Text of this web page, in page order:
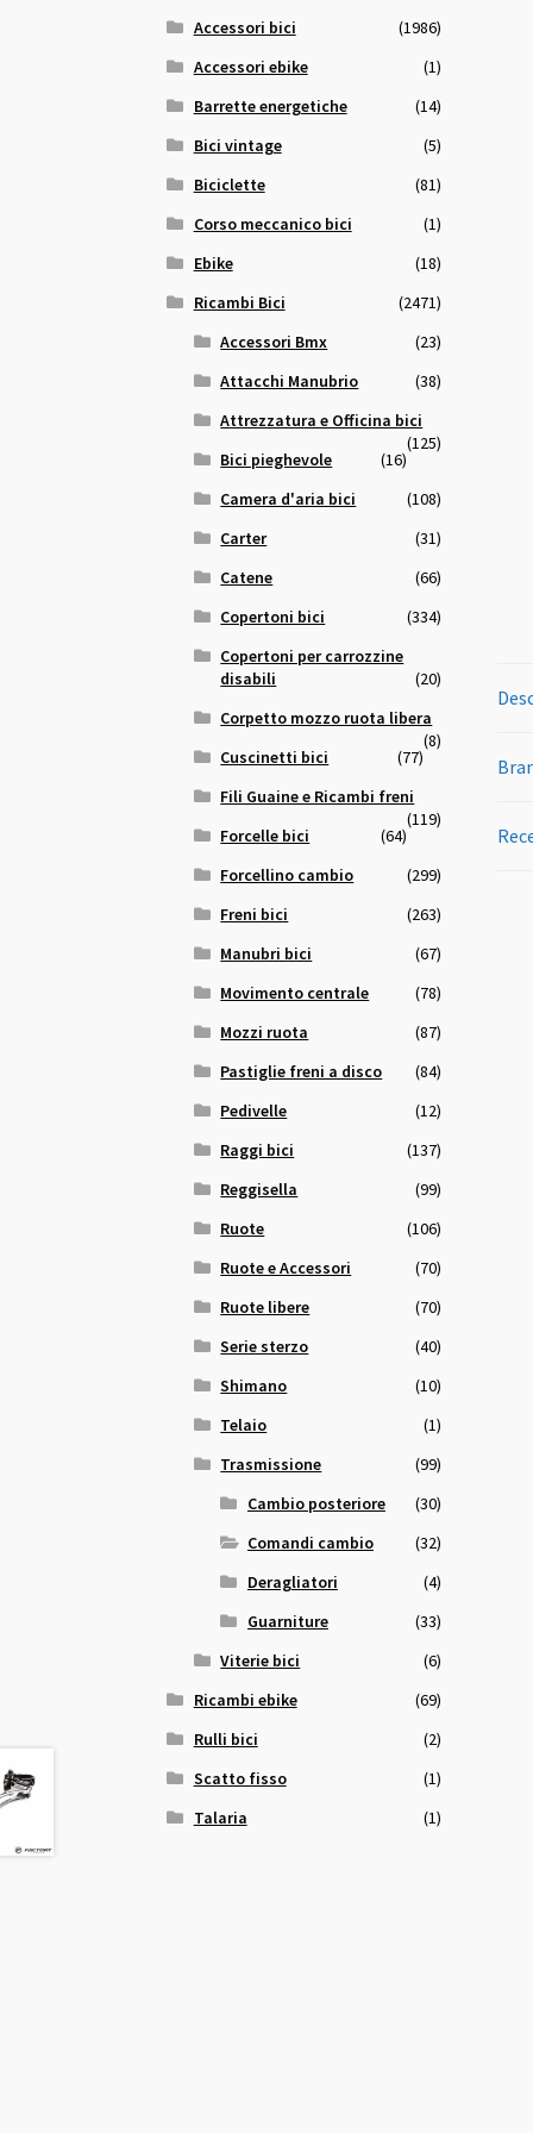
Accessori bici
(1986)
Accessori ebike
(1)
Barrette energetiche
(14)
Bici vintage
(5)
Biciclette
(81)
Corso meccanico bici
(1)
Ebike
(18)
Ricambi Bici
(2471)
Accessori Bmx
(23)
Attacchi Manubrio
(38)
Attrezzatura e Officina bici
(125)
Bici pieghevole
(16)
Camera d'aria bici
(108)
Carter
(31)
Catene
(66)
Copertoni bici
(334)
Copertoni per carrozzine
disabili
(20)
Corpetto mozzo ruota libera
(8)
Cuscinetti bici
(77)
Fili Guaine e Ricambi freni
(119)
Forcelle bici
(64)
Forcellino cambio
(299)
Freni bici
(263)
Manubri bici
(67)
Movimento centrale
(78)
Mozzi ruota
(87)
Pastiglie freni a disco
(84)
Pedivelle
(12)
Raggi bici
(137)
Reggisella
(99)
Ruote
(106)
Ruote e Accessori
(70)
Ruote libere
(70)
Serie sterzo
(40)
Shimano
(10)
Telaio
(1)
Trasmissione
(99)
Cambio posteriore
(30)
Comandi cambio
(32)
Deragliatori
(4)
Guarniture
(33)
Viterie bici
(6)
Ricambi ebike
(69)
Rulli bici
(2)
Scatto fisso
(1)
Talaria
(1)